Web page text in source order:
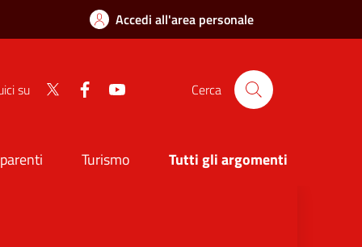
Accedi all'area personale
su Twitter Facebook Cerca
Turismo Tutti gli argomenti